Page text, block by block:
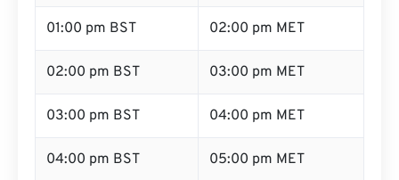
01:00 pm BST 02:00 pm MET
02:00 pm BST 03:00 pm MET
03:00 pm BST 04:00 pm MET
04:00 pm BST 05:00 pm MET